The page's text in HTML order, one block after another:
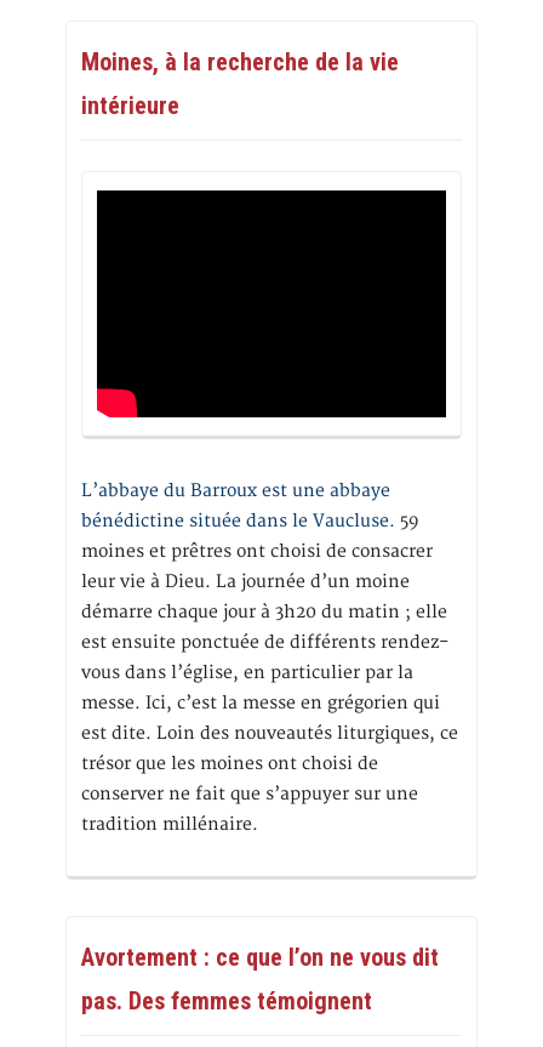
Moines, à la recherche de la vie
intérieure
L’abbaye du Barroux est une abbaye
bénédictine située dans le Vaucluse. 59
moines et prêtres ont choisi de consacrer
leur vie à Dieu. La journée d’un moine
démarre chaque jour à 3h20 du matin ; elle
est ensuite ponctuée de différents rendez-
vous dans l’église, en particulier par la
messe. Ici, c’est la messe en grégorien qui
est dite. Loin des nouveautés liturgiques, ce
trésor que les moines ont choisi de
conserver ne fait que s’appuyer sur une
tradition millénaire.
Avortement : ce que l’on ne vous dit
pas. Des femmes témoignent